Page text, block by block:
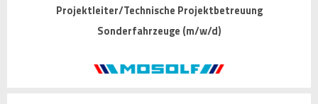
Projektleiter/Technische Projektbetreuung
Sonderfahrzeuge (m/w/d)